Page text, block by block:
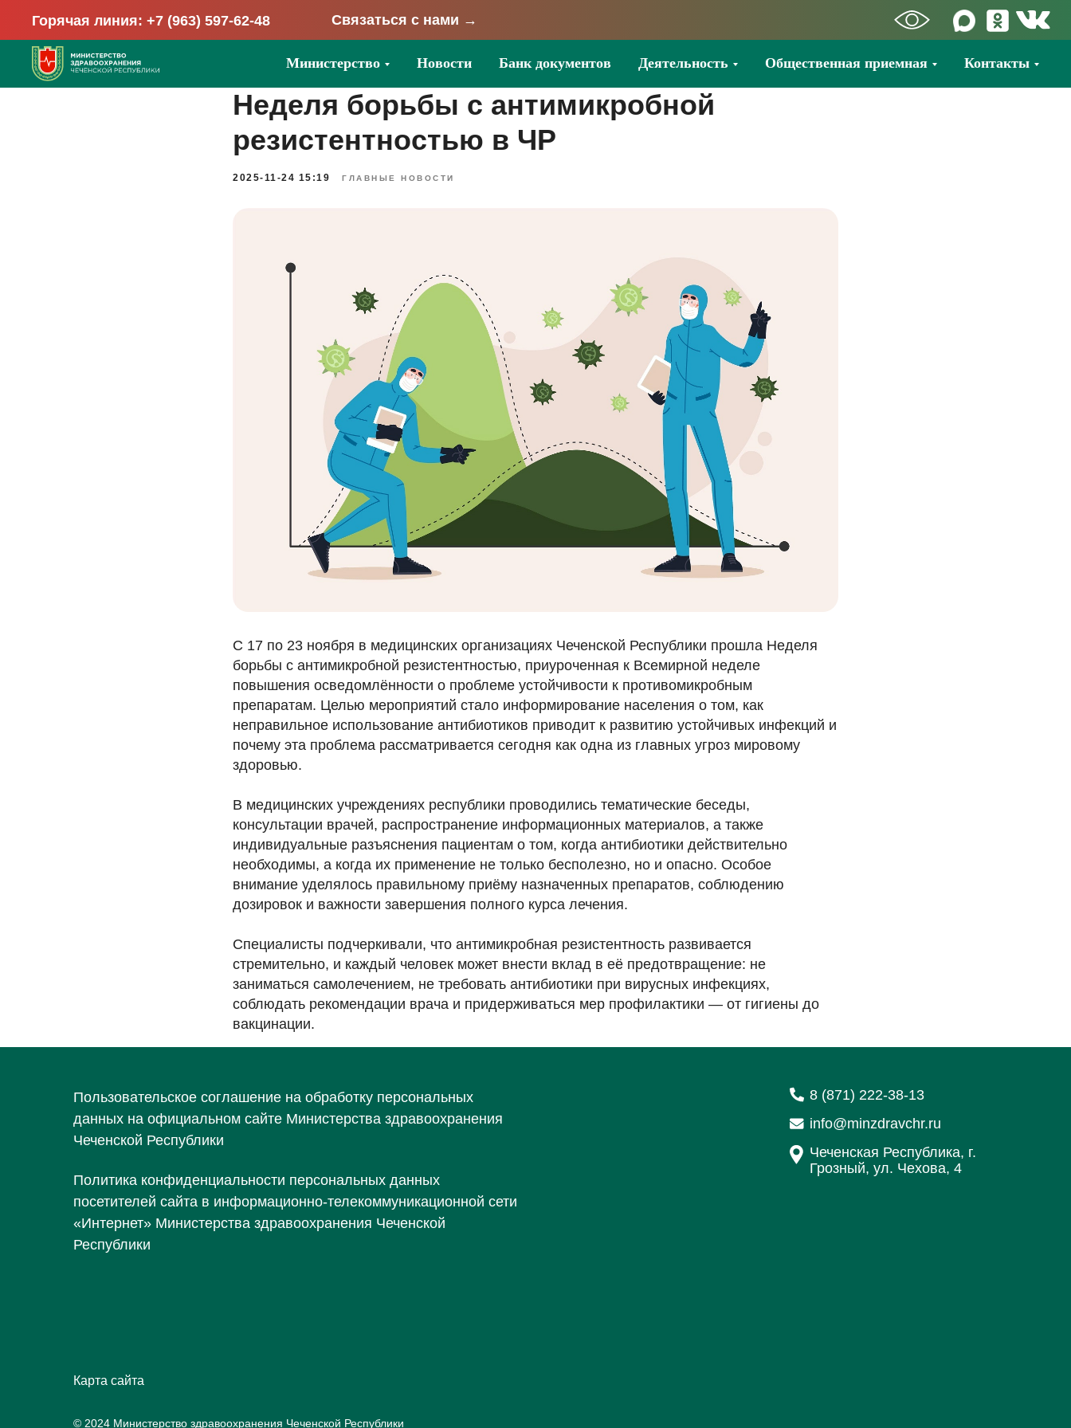
Горячая линия: +7 (963) 597-62-48 Связаться с нами →
Министерство Новости Банк документов Деятельность Общественная приемная Контакты
Неделя борьбы с антимикробной
резистентностью в ЧР
2025-11-24 15:19 ГЛАВНЫЕ НОВОСТИ
С 17 по 23 ноября в медицинских организациях Чеченской Республики прошла Неделя
борьбы с антимикробной резистентностью, приуроченная к Всемирной неделе
повышения осведомлённости о проблеме устойчивости к противомикробным
препаратам. Целью мероприятий стало информирование населения о том, как
неправильное использование антибиотиков приводит к развитию устойчивых инфекций и
почему эта проблема рассматривается сегодня как одна из главных угроз мировому
здоровью.
В медицинских учреждениях республики проводились тематические беседы,
консультации врачей, распространение информационных материалов, а также
индивидуальные разъяснения пациентам о том, когда антибиотики действительно
необходимы, а когда их применение не только бесполезно, но и опасно. Особое
внимание уделялось правильному приёму назначенных препаратов, соблюдению
дозировок и важности завершения полного курса лечения.
Специалисты подчеркивали, что антимикробная резистентность развивается
стремительно, и каждый человек может внести вклад в её предотвращение: не
заниматься самолечением, не требовать антибиотики при вирусных инфекциях,
соблюдать рекомендации врача и придерживаться мер профилактики — от гигиены до
вакцинации.
Пользовательское соглашение на обработку персональных
данных на официальном сайте Министерства здравоохранения
Чеченской Республики
8 (871) 222-38-13
info@minzdravchr.ru
Чеченская Республика, г.
Грозный, ул. Чехова, 4
Карта сайта
Политика конфиденциальности персональных данных
посетителей сайта в информационно-телекоммуникационной сети
«Интернет» Министерства здравоохранения Чеченской
Республики
© 2024 Министерство здравоохранения Чеченской Республики